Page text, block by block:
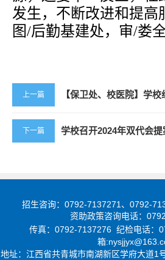
发生，不断改进和提高
图/后勤基建处，审/娄全
上一篇
下一篇 学校召开2024年双代会
招生咨询：0792-7137271、0792-
资助政策咨询电话：
传真：0792-7137276 纪检电话：
箱
地址： 江西省共青城市南湖新区学府大道1